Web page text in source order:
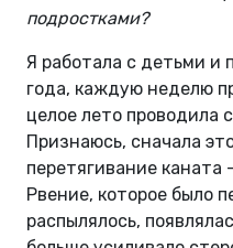
подростками?
Я работала с детьми и
года, каждую неделю
целое лето проводила
Признаюсь, сначала
перетягивание каната
Рвение, которое было
распылялось,